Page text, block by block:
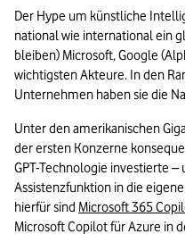
Der Hype um künstliche
national wie international ein
bleiben) Microsoft, Google
wichtigsten Akteure. In den
Unternehmen haben sie die
Unter den amerikanischen
der ersten Konzerne
GPT-Technologie investierte –
Assistenzfunktion in die
hierfür sind Microsoft 365
Microsoft Copilot für Azure in